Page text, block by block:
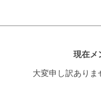
現在メ
大変申し訳あり